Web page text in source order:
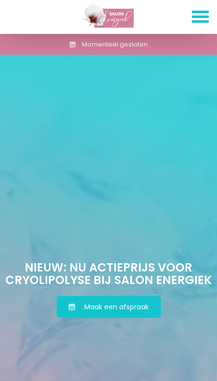
Momenteel gesloten
NIEUW: NU ACTIEPRIJS VOOR
CRYOLIPOLYSE BIJ SALON ENERGIEK
Maak een afspraak